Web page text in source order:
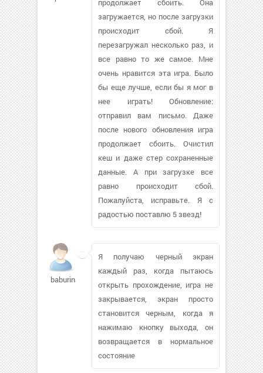
загружается, но после загрузки
происходит сбой. Я
перезагружал несколько раз, и
все равно то же самое. Мне
очень нравится эта игра. Было
бы еще лучше, если бы я мог в
нее играть! Обновление:
отправил вам письмо. Даже
после нового обновления игра
продолжает сбоить. Очистил
кеш и даже стер сохраненные
данные. А при загрузке все
равно происходит сбой.
Пожалуйста, исправьте. Я с
радостью поставлю 5 звезд!
baburina53672
Я получаю черный экран
каждый раз, когда пытаюсь
открыть прохождение, игра не
закрывается, экран просто
становится черным, когда я
нажимаю кнопку выхода, он
возвращается в нормальное
состояние